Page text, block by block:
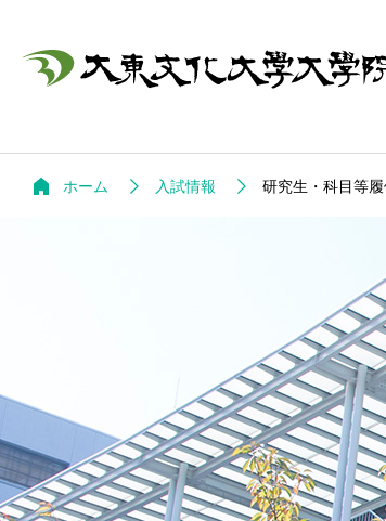
ホーム 入試情報 研究生・科目等